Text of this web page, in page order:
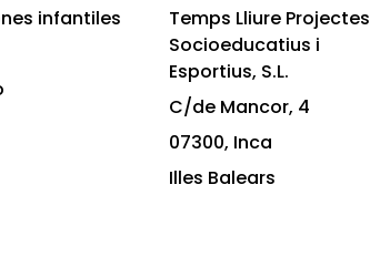
infantiles
Temps Lliure Projectes
Socioeducatius i
Esportius, S.L.
C/de Mancor, 4
07300, Inca
Illes Balears